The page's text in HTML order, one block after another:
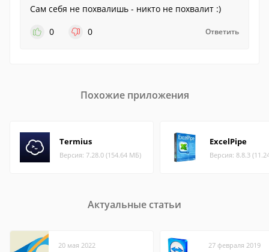
Сам себя не похвалишь - никто не похвалит :)
0
0 Ответить
Похожие приложения
Termius
Версия: 7.28.0 (154.64 МБ)
ExcelPipe
Версия: 8.8.3
Актуальные статьи
20 мая 2022 27 февраля 2019